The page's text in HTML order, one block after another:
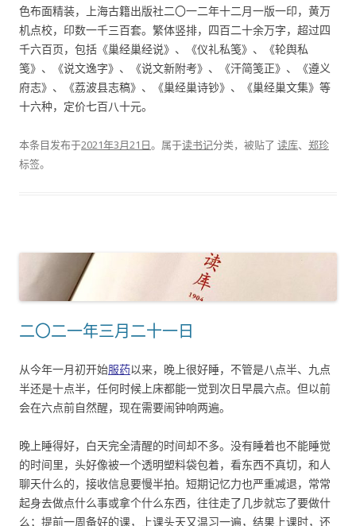
色布面精装，上海古籍出版社二〇一二年十二月一版一印，黄万
机点校，印数一千三百套。繁体竖排，四百二十余万字，超过四
千六百页，包括《巢经巢经说》、《仪礼私笺》、《轮舆私
笺》、《说文逸字》、《说文新附考》、《汗简笺正》、《遵义
府志》、《荔波县志稿》、《巢经巢诗钞》、《巢经巢文集》等
十六种，定价七百八十元。
本条目发布于2021年3月21日。属于读书记分类，被贴了 读库、 郑珍
标签。
二〇二一年三月二十一日
从今年一月初开始服药以来，晚上很好睡，不管是八点半、九点
半还是十点半，任何时候上床都能一觉到次日早晨六点。但以前
会在六点前自然醒，现在需要闹钟响两遍。
晚上睡得好，白天完全清醒的时间却不多。没有睡着也不能睡觉
的时间里，头好像被一个透明塑料袋包着，看东西不真切，和人
聊天什么的，接收信息要慢半拍。短期记忆力也严重减退，常常
起身去做点什么事或拿个什么东西，往往走了几步就忘了要做什
么；提前一周备好的课，上课头天又温习一遍，结果上课时，还